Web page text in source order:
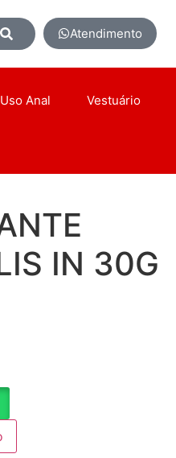
Atendimento
Uso Anal Vestuário
IN 30G